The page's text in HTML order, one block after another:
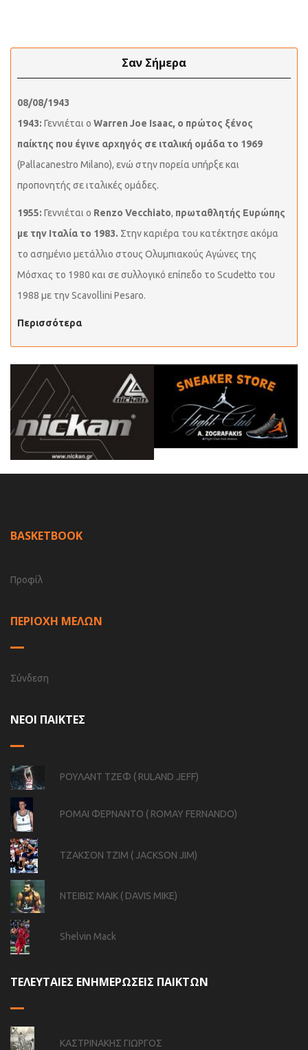
Σαν Σήμερα
08/08/1943
1943: Γεννιέται ο Warren Joe Isaac, ο πρώτος ξένος
παίκτης που έγινε αρχηγός σε ιταλική ομάδα το 1969
(Pallacanestro Milano), ενώ στην πορεία υπήρξε και
προπονητής σε ιταλικές ομάδες.
1955: Γεννιέται ο Renzo Vecchiato, πρωταθλητής Ευρώπης
με την Ιταλία το 1983. Στην καριέρα του κατέκτησε ακόμα
το ασημένιο μετάλλιο στους Ολυμπιακούς Αγώνες της
Μόσχας το 1980 και σε συλλογικό επίπεδο το Scudetto του
1988 με την Scavollini Pesaro.
Περισσότερα
BASKETBOOK
Προφίλ
ΠΕΡΙΟΧΗ ΜΕΛΩΝ
Σύνδεση
ΝΕΟΙ ΠΑΙΚΤΕΣ
ΡΟΥΛΑΝΤ ΤΖΕΦ ( RULAND JEFF)
ΡΟΜΑΙ ΦΕΡΝΑΝΤΟ ( ROMAY FERNANDO)
ΤΖΑΚΣΟΝ ΤΖΙΜ ( JACKSON JIM)
ΝΤΕΙΒΙΣ ΜΑΙΚ ( DAVIS MIKE)
Shelvin Mack
ΤΕΛΕΥΤΑΙΕΣ ΕΝΗΜΕΡΩΣΕΙΣ ΠΑΙΚΤΩΝ
ΚΑΣΤΡΙΝΑΚΗΣ ΓΙΩΡΓΟΣ